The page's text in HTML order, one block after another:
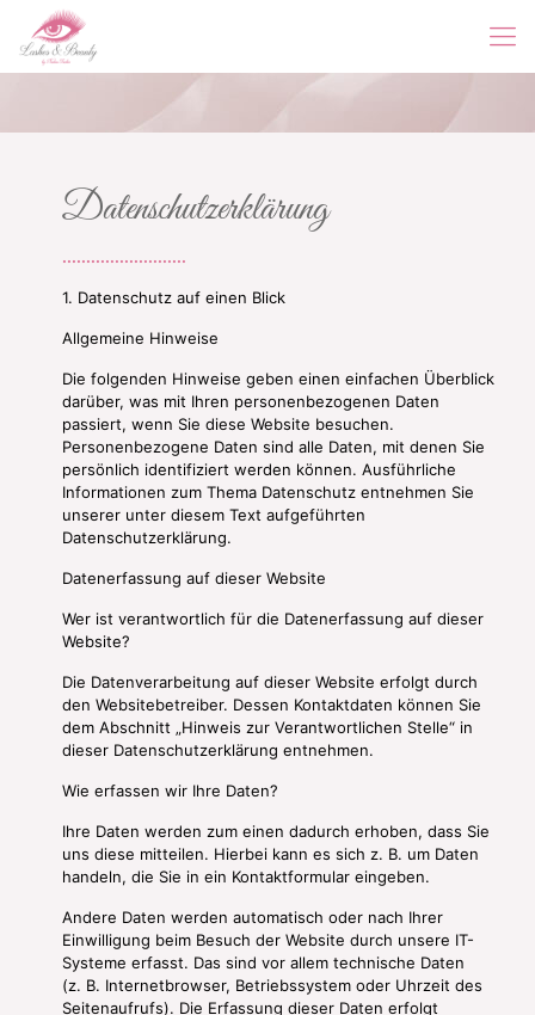
Datenschutz­erklärung
..........................
1. Datenschutz auf einen Blick
Allgemeine Hinweise
Die folgenden Hinweise geben einen einfachen Überblick
darüber, was mit Ihren personenbezogenen Daten
passiert, wenn Sie diese Website besuchen.
Personenbezogene Daten sind alle Daten, mit denen Sie
persönlich identifiziert werden können. Ausführliche
Informationen zum Thema Datenschutz entnehmen Sie
unserer unter diesem Text aufgeführten
Datenschutzerklärung.
Datenerfassung auf dieser Website
Wer ist verantwortlich für die Datenerfassung auf dieser
Website?
Die Datenverarbeitung auf dieser Website erfolgt durch
den Websitebetreiber. Dessen Kontaktdaten können Sie
dem Abschnitt „Hinweis zur Verantwortlichen Stelle“ in
dieser Datenschutzerklärung entnehmen.
Wie erfassen wir Ihre Daten?
Ihre Daten werden zum einen dadurch erhoben, dass Sie
uns diese mitteilen. Hierbei kann es sich z. B. um Daten
handeln, die Sie in ein Kontaktformular eingeben.
Andere Daten werden automatisch oder nach Ihrer
Einwilligung beim Besuch der Website durch unsere IT-
Systeme erfasst. Das sind vor allem technische Daten
(z. B. Internetbrowser, Betriebssystem oder Uhrzeit des
Seitenaufrufs). Die Erfassung dieser Daten erfolgt